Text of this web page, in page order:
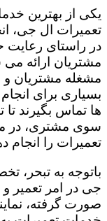
یکی از بهترین
تعمیرات ال جی،
در راستای
مشتریان ارائه
مشغله مشتریان
بسیاری برای
ها تماس بگیرند
سوی مشتری، در
تعمیرات را انجام
باتوجه به تبحر،
جی در امر تعمیر
صورت گرفته،